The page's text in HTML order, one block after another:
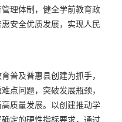
理体制，健全学前教育政
安全优质发展，实现人民
普及普惠县创建为抓手，
点问题，突破发展瓶颈，
质量发展。以创建推动学
定的硬性指标要求，通过